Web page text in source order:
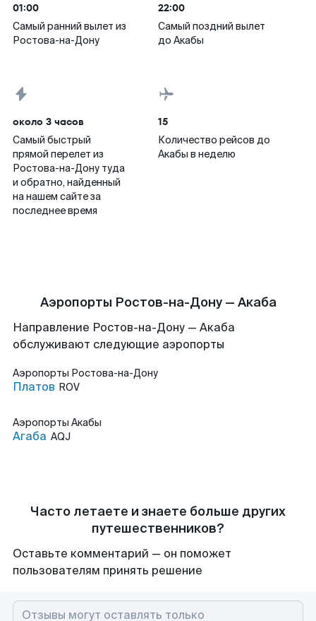
01:00
Самый ранний вылет из
Ростова-на-Дону
22:00
Самый поздний вылет
до Акабы
около 3 часов
Самый быстрый
прямой перелет из
Ростова-на-Дону туда
и обратно, найденный
на нашем сайте за
последнее время
15
Количество рейсов до
Акабы в неделю
Аэропорты Ростов-на-Дону — Акаба
Направление Ростов-на-Дону — Акаба
обслуживают следующие аэропорты
Аэропорты Ростова-на-Дону
Платов ROV
Аэропорты Акабы
Агаба AQJ
Часто летаете и знаете больше других
путешественников?
Оставьте комментарий — он поможет
пользователям принять решение